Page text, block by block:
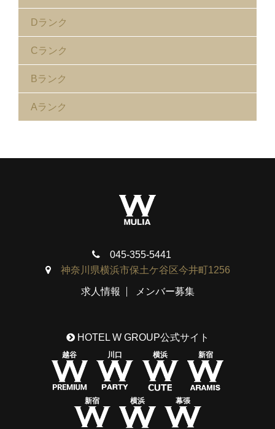
Dランク
Cランク
Bランク
Aランク
045-355-5441
神奈川県横浜市保土ケ谷区今井町1256
求人情報 メンバー募集
HOTEL W GROUP公式サイト
越谷 川口 横浜 新宿
新宿 横浜 幕張